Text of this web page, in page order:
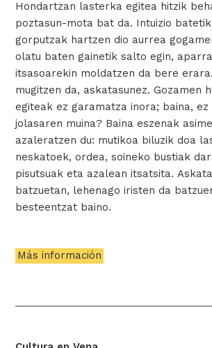
Hondartzan lasterka egitea hitzik
poztasun-mota bat da. Intuizio
gorputzak hartzen dio aurrea
olatu baten gainetik salto egin,
itsasoarekin moldatzen da bere erara.
mugitzen da, askatasunez. Gozamen
egiteak ez garamatza inora; baina, ez
jolasaren muina? Baina eszenak
azaleratzen du: mutikoa biluzik doa
neskatoek, ordea, soineko bustiak
pisutsuak eta azalean itsatsita.
batzuetan, lehenago iristen da
besteentzat baino.
Más información